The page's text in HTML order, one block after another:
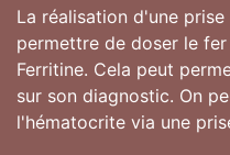
La réalisation d'une
permettre de doser le
Ferritine. Cela peut
sur son diagnostic. On
l'hématocrite via une